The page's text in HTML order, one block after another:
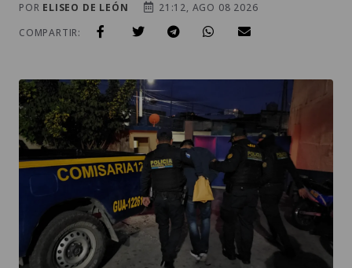
POR ELISEO DE LEÓN
21:12, AGO 08 2026
COMPARTIR: